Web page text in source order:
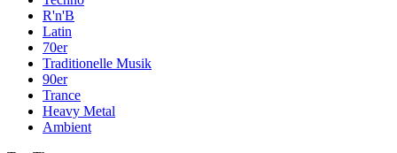
R'n'B
Latin
70er
Traditionelle Musik
90er
Trance
Heavy Metal
Ambient